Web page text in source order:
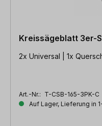
Kreissägeblatt 3er-
2x Universal | 1x
Art.-Nr.: T-CSB-165-3PK-C
Auf Lager, Lieferung in